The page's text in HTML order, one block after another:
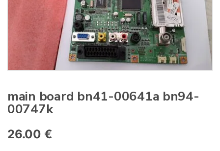
main board bn41-00641a bn94-
00747k
26.00 €